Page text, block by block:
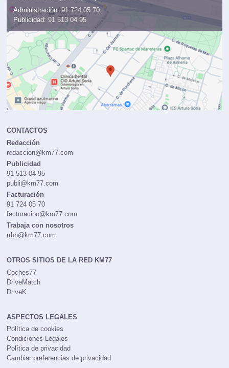
28823 Coslada (Madrid)
Mapa
Administración:91 724 05 70
Publicidad:
CONTACTOS
Redacción
redaccion@km77.com
Publicidad
91 513 04 95
publi@km77.com
Facturación
91 724 05 70
facturacion@km77.com
Trabaja con nosotros
OTROS SITIOS DE LA RED KM77
Coches77
DriveMatch
ASPECTOS LEGALES
Política de cookies
Condiciones Legales
Política de privacidad